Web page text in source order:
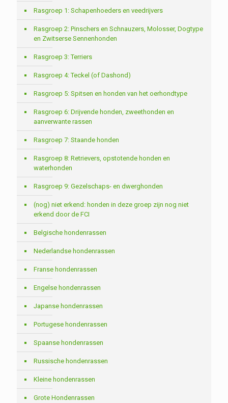
Rasgroep 1: Schapenhoeders en veedrijvers
Rasgroep 2: Pinschers en Schnauzers, Molosser, Dogtype
en Zwitserse Sennenhonden
Rasgroep 3: Terriers
Rasgroep 4: Teckel (of Dashond)
Rasgroep 5: Spitsen en honden van het oerhondtype
Rasgroep 6: Drijvende honden, zweethonden en
aanverwante rassen
Rasgroep 7: Staande honden
Rasgroep 8: Retrievers, opstotende honden en
waterhonden
Rasgroep 9: Gezelschaps- en dwerghonden
(nog) niet erkend: honden in deze groep zijn nog niet
erkend door de FCI
Belgische hondenrassen
Nederlandse hondenrassen
Franse hondenrassen
Engelse hondenrassen
Japanse hondenrassen
Portugese hondenrassen
Spaanse hondenrassen
Russische hondenrassen
Kleine hondenrassen
Grote Hondenrassen